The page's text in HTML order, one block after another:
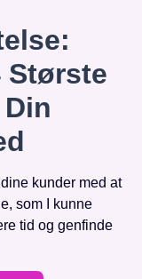
Største
kunder med at
som I kunne
tid og genfinde